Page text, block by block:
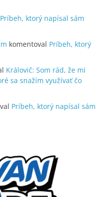
Príbeh, ktorý napísal sám
komentoval Príbeh, ktorý
Královič: Som rád, že mi
sa snažím využívať čo
Príbeh, ktorý napísal sám